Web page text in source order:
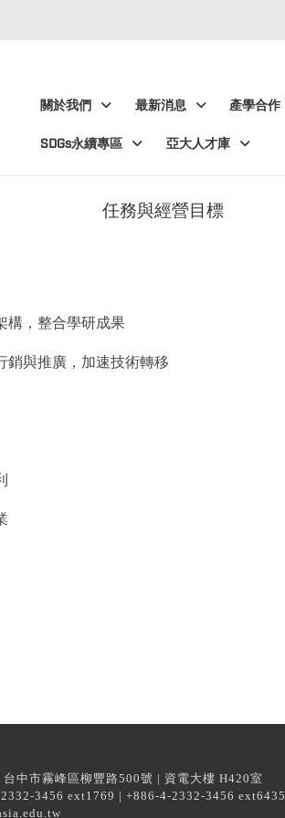
關於我們 最新消息 產學合作
SDGs永續專區 亞大人才庫
任務與經營目標
構，整合學研成果
銷與推廣，加速技術轉移
中市霧峰區柳豐路500號 | 資電大樓 H420室
3456 ext1769 | +886-4-2332-3456 ext6435